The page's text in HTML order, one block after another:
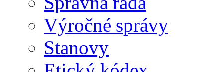
Výročné správy
Stanovy